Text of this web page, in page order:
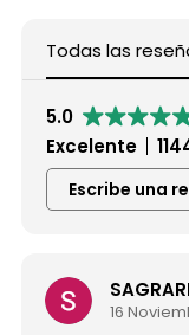
Todas las
5.0
Excelente
Escribe una
SAGRARIO
16